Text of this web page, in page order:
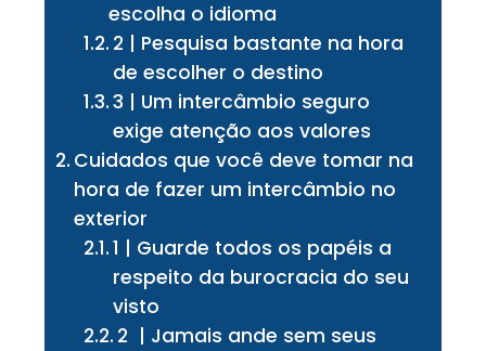
escolha o idioma
2 | Pesquisa bastante na hora
de escolher o destino
3 | Um intercâmbio seguro
exige atenção aos valores
Cuidados que você deve tomar na
hora de fazer um intercâmbio no
exterior
1 | Guarde todos os papéis a
respeito da burocracia do seu
visto
2 | Jamais ande sem seus